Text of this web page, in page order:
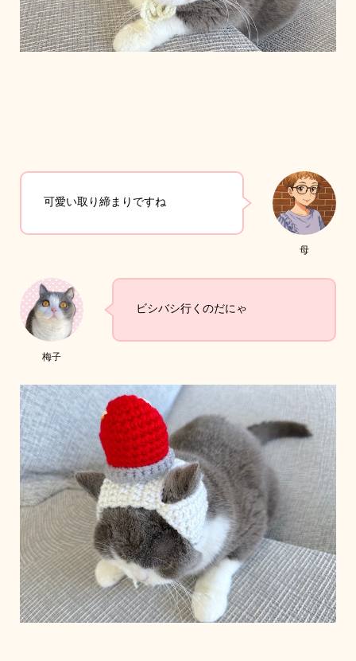
母
可愛い取り締まりですね
梅子
ビシバシ行くのだにゃ